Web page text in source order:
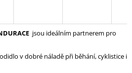
jsou ideálním partnerem pro
v dobré náladě při běhání, cyklistice i